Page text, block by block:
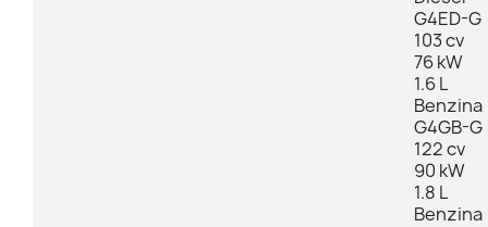
G4ED-G
103 cv
76 kW
1.6 L
Benzina
G4GB-G
122 cv
90 kW
1.8 L
Benzina